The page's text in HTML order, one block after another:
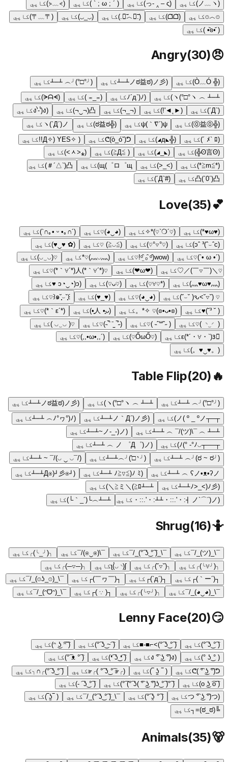
(ノ﹏ヽ)
کاپي (っ- ‸ – ς) کاپي ( ´ ; ω ; ` ) کاپي (⋟﹏⋞)کاپي
⊙︿⊙کاپي (ᗝ̆ᗝ̆) کاپي (.﹒︣︿﹒︣.)کاپي (ب_ب)کاپي (〒﹏〒)کاپي
( •᷄ɞ•᷅ )
کاپي
😠
Angry(30)
(╬ Ò﹏Ó) کاپي (ノಠ益ಠ)ノ彡┻━┻ کاپي (╯°□°)╯︵ ┻━┻کاپي
┻━┻ ︵ ヽ(°□°ヽ)
کاپي (ﾉ´д`)ﾉ کاپي (≖_≖ )کاپي (ᗒᗩᗕ)
کاپي
(`Д´)
کاپي (►˛◄'!)کاپي (¬_¬)کاپي 凸(¬‿¬) کاپي (ง'̀-'́)ง
کاپي
(╬⓪益⓪)
کاپي ψ(｀∇´)ψکاپي (╬ಠ益ಠ) کاپي ヽ(`Д´)ノ کاپي
(ﾒ` ﾛ ´)
کاپي (╬◣д◢) کاپي ᕦ(ò_óˇ)ᕤکاپي ( ✧Д✧) YES!!
کاپي
(ʘ言ʘ╬)
کاپي (◣_◢)کاپي ( ≧Д≦) کاپي (⁎˃ᆺ˂)
کاپي
(*≧m≦*)
کاپي (>_<)کاپي щ(゜ロ゜щ) کاپي 凸(`△´＃)
کاپي
凸(`0´)凸کاپي (#`Д´) کاپي
💕
Love(35)
(♥ω♥*) کاپي (♡´❍`♡)*✧کاپي (◕‿◕)♡کاپي (´∩｡• ᵕ •｡∩`)
کاپي
(ɔˆ ³(ˆ⌣ˆc)
کاپي (♡°▽°♡)کاپي (≧◡≦) ♡کاپي (✿ ♥‿♥)کاپي
(´• ω •`)♡
کاپي (ᵒ̤̑ ₀̑ ᵒ̤̑)wow!♡ کاپي (⺣◡⺣)♡*کاپي ♡(◡‿◡)کاپي
♡＼(￣▽￣)／♡کاپي (❤ω❤) کاپي ♡(*´∀｀*)人(*´∀｀*)♡
کاپي
(灬♥ω♥灬)
کاپي (*♡∀♡)کاپي (♡ᴗ♡) کاپي (ɔ◔‿◔)ɔ ♥
کاپي
♡ (˘▽˘>ԅ( ˘⌣˘)
کاپي (◕‿◕)♡کاپي (♥_♥)کاپي ꒰˘̩̩̩⌣˘̩̩̩๑꒱♡
کاپي
( ˘ ³˘)♥
کاپي (◍•ᴗ•◍)♡ ✧*。 کاپي (人 •͈ᴗ•͈) کاپي (*´ε｀*)♡
کاپي
( ◜‿◝ )♡کاپي ( ˶ˆ꒳ˆ˵ )♡کاپي (˶‾᷄ ⁻̫ ‾᷅˵)♡کاپي ♡( ◡‿◡ )کاپي
ε(*´・∀・`)з゙کاپي (♡ŐωŐ♡) کاپي (´,,•ω•,,)♡
کاپي
(。♥‿♥。)کاپي
🔥
Table Flip(20)
(╯°□°)╯︵ ┻━┻کاپي ┻━┻ ︵ ヽ(°□°ヽ) کاپي (ノಠ益ಠ)ノ彡┻━┻
کاپي
┬─┬ノ( º _ ºノ)
کاپي (ノ｀Д´)ノ彡┻━┻ کاپي (ﾉ°ヮ°)ﾉ︵ ┻━┻
کاپي
┻━┻ ︵ ¯\(ツ)/¯ ︵ ┻━┻
کاپي (ノ-_-)ノ~┻━┻
کاپي
┬──┬◡ﾉ(° -°ﾉ)
کاپي (ノ ゜Д゜)ノ ︵ ┻━┻
کاپي
(╯ರ ~ ರ)╯︵ ┻━┻
کاپي (╯‵□′)╯︵┻━┻کاپي (/¯◡ ‿ ◡)/¯ ~ ┻━┻کاپي
ʕノ•ᴥ•ʔノ ︵ ┻━┻
کاپي (ﾉ≧∇≦)ﾉ ﾐ ┻━┻ کاپي (┛◉Д◉)┛彡┻━┻
کاپي
(ﾉ>_<)ﾉ彡┻━┻
کاپي ┻━┻ミ＼(≧ﾛ≦＼)
کاپي
(ノ`⌒´)ノ ┫:・'.::・┻┻:・'.::・
کاپي ┻━┻︵└(´_｀└)کاپي
🤷
Shrug(16)
¯\_(ツ)_/¯ کاپي ¯\_( ͡° ͜ʖ ͡°)_/¯ کاپي ¯\(◉‿◉)/¯کاپي ╮(╯_╰)╭ کاپي
╮(╯∀╰)╭ کاپي ╮(˘▽˘)╭ کاپي ʅ(́◡◝)ʃکاپي ╮(─▽─)╭ کاپي
┐(´ー｀)┌
کاپي ┐(´д`)┌ کاپي ┐(￣ヮ￣)┌ کاپي ¯\_(⊙_ʖ⊙)_/¯
کاپي
¯\_(◕‿◕)_/¯کاپي ╮(╯▽╰)╭ کاپي ┐( ∵ )┌ کاپي ¯\_(ᵔᗜᵔ)_/¯ کاپي
😏
Lenny Face(20)
( ͡° ͜ʖ ͡°) کاپي ( ͡° ͜ʖ ͡°)>⌐■-■ کاپي ( ͡~ ͜ʖ ͡°) کاپي ( ͡ᵔ ͜ʖ ͡ᵔ)
کاپي
( ° ͜ʖ °)
کاپي (ง ͡° ͜ʖ ͡°)ง کاپي ( ͡❛ ͜ʖ ͡❛) کاپي ( ͡° ᴥ ͡°)
کاپي
ᕦ( ͡° ͜ʖ ͡°)ᕤکاپي ( ‾ ʖ̫ ‾) کاپي (╭☞ ͡° ͜ʖ ͡° )╭☞ کاپي ( ͡° ͜ʖ ͡°)╭∩╮
کاپي
( ͡o ͜ʖ ͡o)
کاپي ( ͡°( ͡° ͜ʖ( ͡° ͜ʖ ͡°)ʖ ͡°) ͡°) کاپي ( ͡° ͜ʖ ͡ -)
کاپي
(つ ͡° ͜ʖ ͡°)つ
کاپي ( ͡° ʖ̯ ͡°) کاپي ¯\_( ͡° ͜ʖ ͡°)_/¯ کاپي ( ‾ʖ̫‾)
کاپي
╚(ಠ_ಠ)=┐
کاپي
🐻
Animals(35)